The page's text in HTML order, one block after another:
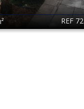
REF 72